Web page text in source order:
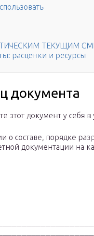
ТЕКУЩИМ
расценки и ресурсы
документа
этот документ у себя
составе, порядке
документации на